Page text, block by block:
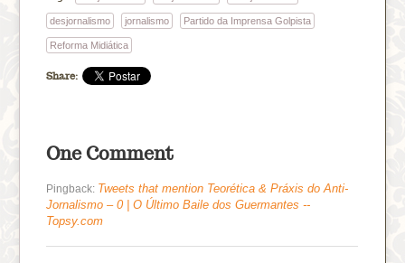
desjornalismo jornalismo Partido da Imprensa Golpista
Reforma Midiática
Share:
One Comment
Pingback: Tweets that mention Teorética & Práxis do Anti-
Jornalismo – 0 | O Último Baile dos Guermantes --
Topsy.com